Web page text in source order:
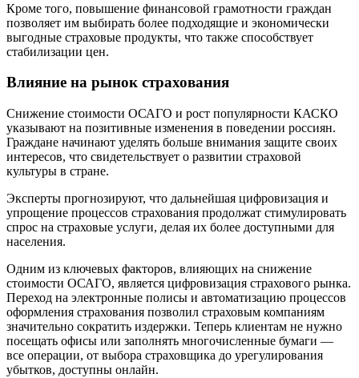
Кроме того, повышение финансовой грамотности граждан
позволяет им выбирать более подходящие и экономически
выгодные страховые продукты, что также способствует
стабилизации цен.
Влияние на рынок страхования
Снижение стоимости ОСАГО и рост популярности КАСКО
указывают на позитивные изменения в поведении россиян.
Граждане начинают уделять больше внимания защите своих
интересов, что свидетельствует о развитии страховой
культуры в стране.
Эксперты прогнозируют, что дальнейшая цифровизация и
упрощение процессов страхования продолжат стимулировать
спрос на страховые услуги, делая их более доступными для
населения.
Одним из ключевых факторов, влияющих на снижение
стоимости ОСАГО, является цифровизация страхового рынка.
Переход на электронные полисы и автоматизацию процессов
оформления страхования позволил страховым компаниям
значительно сократить издержки. Теперь клиентам не нужно
посещать офисы или заполнять многочисленные бумаги —
все операции, от выбора страховщика до урегулирования
убытков, доступны онлайн.